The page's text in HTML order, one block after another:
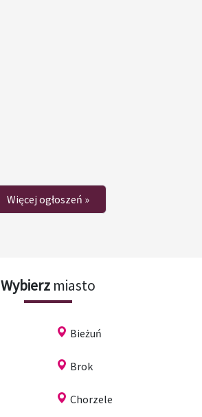
Więcej ogłoszeń »
Wybierz miasto
Bieżuń
Brok
Chorzele